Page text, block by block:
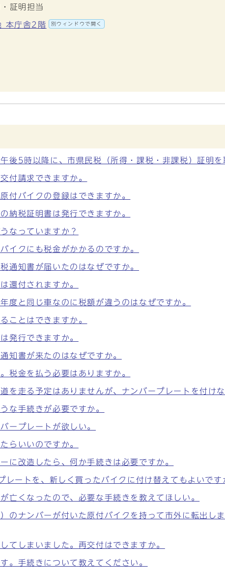
証明担当
本庁舎2階 別ウィンドウで開く
後5時以降に、市県民税（所得・課税・非課税）証明を
付請求できますか。
付バイクの登録はできますか。
納税証明書は発行できますか。
なっていますか？
イクにも税金がかかるのですか。
通知書が届いたのはなぜですか。
還付されますか。
度と同じ車なのに税額が違うのはなぜですか。
ことはできますか。
発行できますか。
知書が来たのはなぜですか。
税金を払う必要はありますか。
を走る予定はありませんが、ナンバープレートを付け
な手続きが必要ですか。
ープレートが欲しい。
らいいのですか。
に改造したら、何か手続きは必要ですか。
ートを、新しく買ったバイクに付け替えてもよいです
亡くなったので、必要な手続きを教えてほしい。
のナンバーが付いた原付バイクを持って市外に転出し
てしまいました。再交付はできますか。
。手続きについて教えてください。